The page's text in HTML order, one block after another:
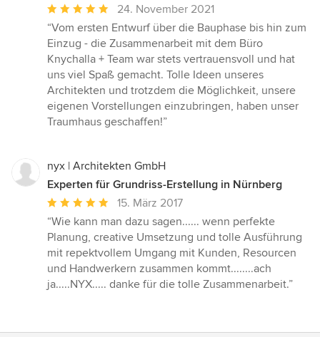
Durchschnittliche
Bewertung:
5
von
5
Sternen
24. November 2021
“Vom ersten Entwurf über die Bauphase bis hin zum
Einzug - die Zusammenarbeit mit dem Büro
Knychalla + Team war stets vertrauensvoll und hat
uns viel Spaß gemacht. Tolle Ideen unseres
Architekten und trotzdem die Möglichkeit, unsere
eigenen Vorstellungen einzubringen, haben unser
Traumhaus geschaffen!”
nyx | Architekten GmbH
Experten für Grundriss-Erstellung in Nürnberg
Durchschnittliche
Bewertung:
5
von
5
Sternen
15. März 2017
“Wie kann man dazu sagen...... wenn perfekte
Planung, creative Umsetzung und tolle Ausführung
mit repektvollem Umgang mit Kunden, Resourcen
und Handwerkern zusammen kommt........ach
ja.....NYX..... danke für die tolle Zusammenarbeit.”